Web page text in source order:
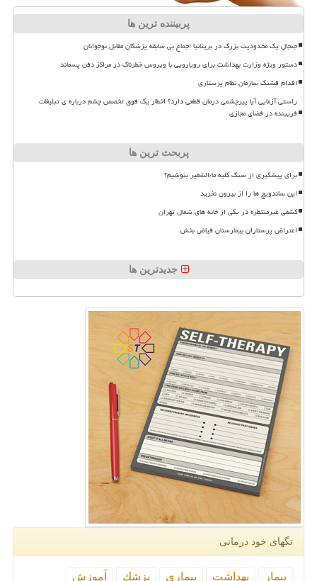
پربیننده ترین ها
جنجال یک محدودیت بزرگ در بریتانیا اجماع بی سابقه پزشکان مقابل نوجوانان
دستور ویژه وزارت بهداشت برای رویارویی با ویروس خطرناک در مراکز دفن پسماند
اقدام قشنگ سازمان نظام پرستاری
راستی آزمایی آیا پیرچشمی درمان قطعی دارد؟ اخطار یک فوق تخصص چشم درباره ی تبلیغات
فریبنده در فضای مجازی
پربحث ترین ها
برای پیشگیری از سنگ کلیه ماءالشعیر بنوشیم؟
این ساندویچ ها را از بیرون نخرید
کشفی غیرمنتظره در یکی از خانه های شمال تهران
اعتراض پرستاران بیمارستان فیاض بخش
جدیدترین ها
تگهای خود درمانی
بیمار بهداشت بیماری پزشك آموزش